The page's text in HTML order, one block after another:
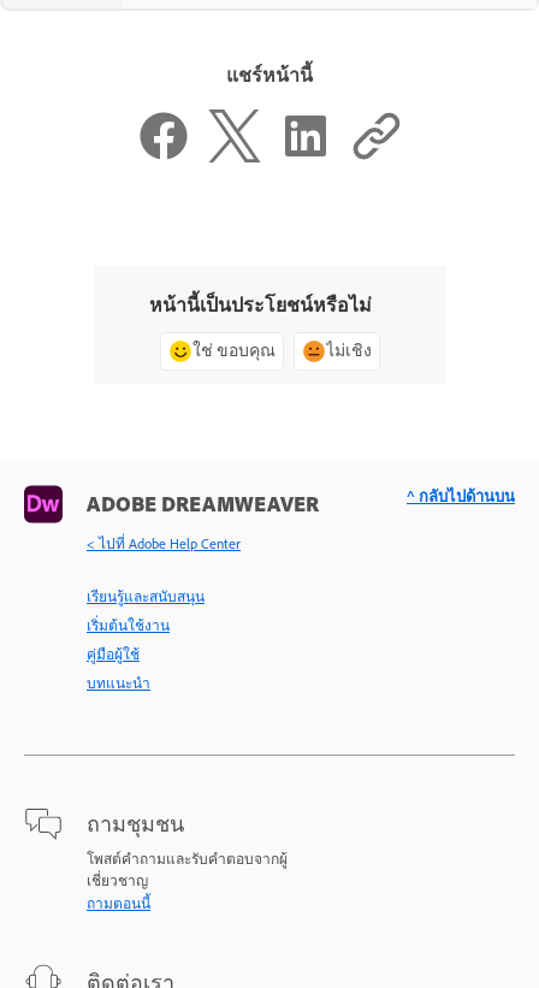
แชร์หน้านี้
หน้านี้เป็นประโยชน์หรือไม่
ใช่ ขอบคุณ ไม่เชิง
ADOBE DREAMWEAVER
< ไปที่ Adobe Help Center
เรียนรู้และสนับสนุน
เริ่มต้นใช้งาน
คู่มือผู้ใช้
บทแนะนำ
ถามชุมชน
โพสต์คำถามและรับคำตอบจากผู้
เชี่ยวชาญ
ถามตอนนี้
^ กลับไปด้านบน